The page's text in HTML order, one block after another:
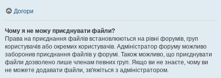
Догори
Чому я не можу приєднувати файли?
Права на приєднання файлів встановлюються на рівні форумів, груп
користувачів або окремих користувачів. Адміністратор форуму можливо
заборонив приєднання файлів у форумі. Також можливо, що приєднувати
файли дозволено лише членам певних груп. Якщо ви не знаєте, чому ви
не можете додавати файли, зв'яжіться з адміністратором.